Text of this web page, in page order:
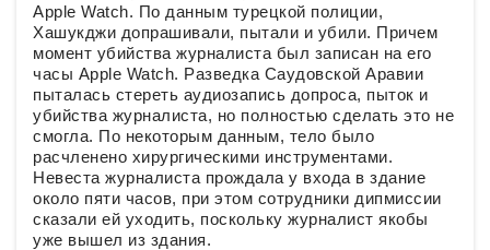
Apple Watch. По данным турецкой полиции,
Хашукджи допрашивали, пытали и убили. Причем
момент убийства журналиста был записан на его
часы Apple Watch. Разведка Саудовской Аравии
пыталась стереть аудиозапись допроса, пыток и
убийства журналиста, но полностью сделать это не
смогла. По некоторым данным, тело было
расчленено хирургическими инструментами.
Невеста журналиста прождала у входа в здание
около пяти часов, при этом сотрудники дипмиссии
сказали ей уходить, поскольку журналист якобы
уже вышел из здания.